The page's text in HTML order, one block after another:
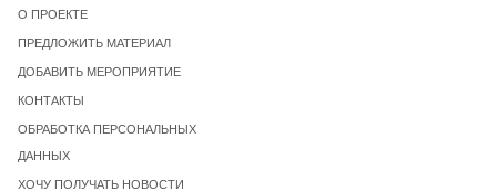
О ПРОЕКТЕ
ПРЕДЛОЖИТЬ МАТЕРИАЛ
ДОБАВИТЬ МЕРОПРИЯТИЕ
КОНТАКТЫ
ОБРАБОТКА ПЕРСОНАЛЬНЫХ
ДАННЫХ
ХОЧУ ПОЛУЧАТЬ НОВОСТИ